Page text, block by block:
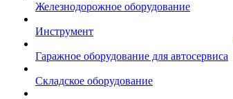
Железнодорожное оборудование
Инструмент
Гаражное оборудование для автосервиса
Складское оборудование